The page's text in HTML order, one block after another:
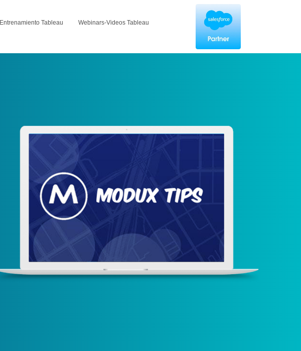
Entrenamiento Tableau Webinars-Videos Tableau